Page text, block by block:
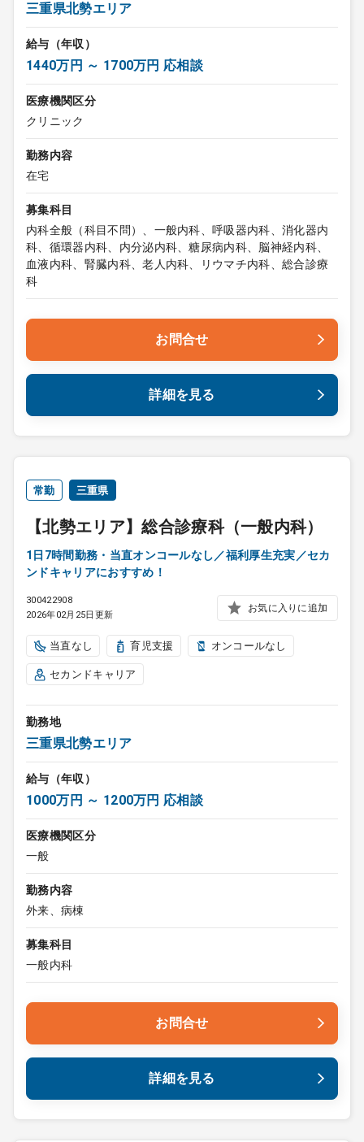
三重県北勢エリア
給与（年収）
1440万円 ～ 1700万円 応相談
医療機関区分
クリニック
勤務内容
在宅
募集科目
内科全般（科目不問）、一般内科、呼吸器内科、消化器内
科、循環器内科、内分泌内科、糖尿病内科、脳神経内科、
血液内科、腎臓内科、老人内科、リウマチ内科、総合診療
科
お問合せ
詳細を見る
常勤 三重県
【北勢エリア】総合診療科（一般内科）
1日7時間勤務・当直オンコールなし／福利厚生充実／セカ
ンドキャリアにおすすめ！
300422908
2026年02月25日更新
お気に入りに追加
当直なし 育児支援 オンコールなし
セカンドキャリア
勤務地
三重県北勢エリア
給与（年収）
1000万円 ～ 1200万円 応相談
医療機関区分
一般
勤務内容
外来、病棟
募集科目
一般内科
お問合せ
詳細を見る